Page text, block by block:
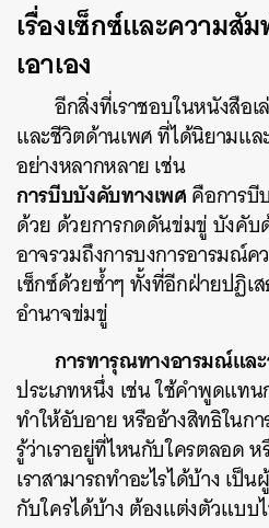
เรื่องเซ็กซ์และความ
เอาเอง
อีกสิ่งที่เราชอบในหนังสือ
และชีวิตด้านเพศ ที่ได้นิยามแ
อย่างหลากหลาย เช่น
การบีบบังคับทางเพศคือการบี
ด้วย ด้วยการกดดันข่มขู่ บังคับ
อาจรวมถึงการบงการอารมณ์
เซ็กซ์ด้วยซ้ำๆ ทั้งที่อีกฝ่ายปฏิเ
อำนาจข่มขู่
การทารุณทางอารมณ์แล
ประเภทหนึ่ง เช่น ใช้คำพูดแท
ทำให้อับอาย หรืออ้างสิทธิในก
รู้ว่าเราอยู่ที่ไหนกับใครตลอด
เราสามารถทำอะไรได้บ้าง เป็
กับใครได้บ้าง ต้องแต่งตัวแบบ